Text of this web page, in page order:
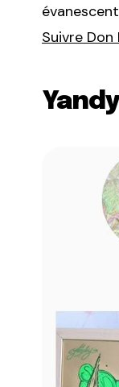
Suivre